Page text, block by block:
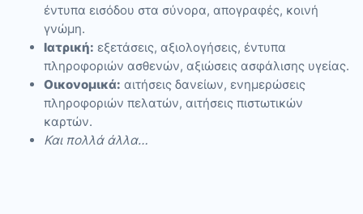
έντυπα εισόδου στα σύνορα, απογραφές, κοινή
γνώμη.
Ιατρική: εξετάσεις, αξιολογήσεις, έντυπα
πληροφοριών ασθενών, αξιώσεις ασφάλισης υγείας.
Οικονομικά: αιτήσεις δανείων, ενημερώσεις
πληροφοριών πελατών, αιτήσεις πιστωτικών
καρτών.
Και πολλά άλλα…